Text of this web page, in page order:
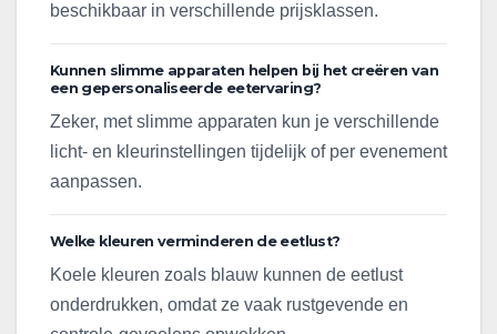
beschikbaar in verschillende prijsklassen.
Kunnen slimme apparaten helpen bij het creëren van
een gepersonaliseerde eetervaring?
Zeker, met slimme apparaten kun je verschillende
licht- en kleurinstellingen tijdelijk of per evenement
aanpassen.
Welke kleuren verminderen de eetlust?
Koele kleuren zoals blauw kunnen de eetlust
onderdrukken, omdat ze vaak rustgevende en